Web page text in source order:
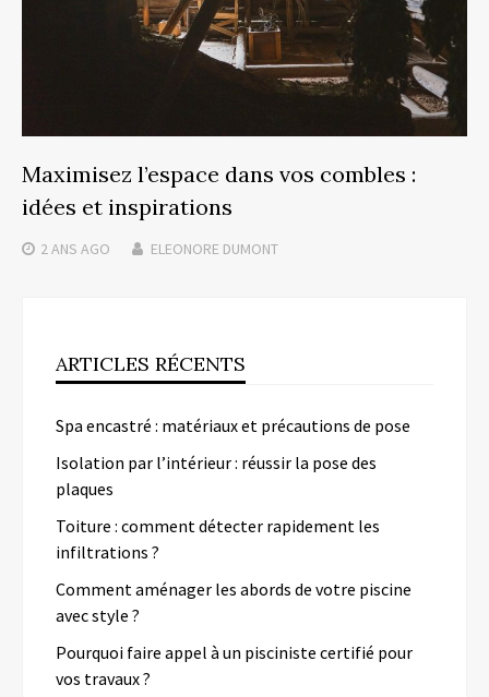
Maximisez l’espace dans vos combles :
idées et inspirations
2 ANS AGO ELEONORE DUMONT
ARTICLES RÉCENTS
Spa encastré : matériaux et précautions de pose
Isolation par l’intérieur : réussir la pose des
plaques
Toiture : comment détecter rapidement les
infiltrations ?
Comment aménager les abords de votre piscine
avec style ?
Pourquoi faire appel à un pisciniste certifié pour
vos travaux ?